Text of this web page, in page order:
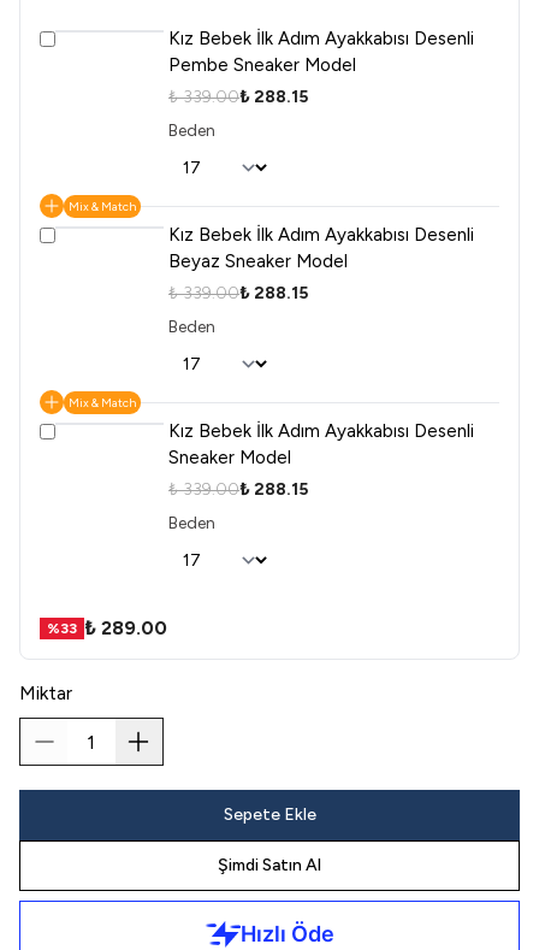
Kız Bebek İlk Adım Ayakkabısı Desenli
Pembe Sneaker Model
₺ 339.00₺ 288.15
Beden
Mix & Match
Kız Bebek İlk Adım Ayakkabısı Desenli
Beyaz Sneaker Model
₺ 339.00₺ 288.15
Beden
Mix & Match
Kız Bebek İlk Adım Ayakkabısı Desenli
Sneaker Model
₺ 339.00₺ 288.15
Beden
%33 ₺ 289.00
Miktar
Sepete Ekle
Şimdi Satın Al